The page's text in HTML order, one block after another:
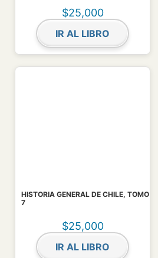
$25,000
IR AL LIBRO
HISTORIA GENERAL DE CHILE, TOMO
7
$25,000
IR AL LIBRO